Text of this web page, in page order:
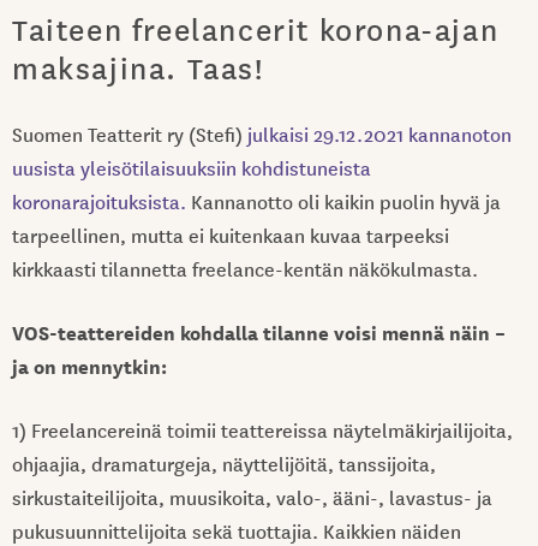
Taiteen freelancerit korona-ajan
maksajina. Taas!
Suomen Teatterit ry (Stefi) julkaisi 29.12.2021 kannanoton
uusista yleisötilaisuuksiin kohdistuneista
koronarajoituksista. Kannanotto oli kaikin puolin hyvä ja
tarpeellinen, mutta ei kuitenkaan kuvaa tarpeeksi
kirkkaasti tilannetta freelance-kentän näkökulmasta.
VOS-teattereiden kohdalla tilanne voisi mennä näin –
ja on mennytkin:
1) Freelancereinä toimii teattereissa näytelmäkirjailijoita,
ohjaajia, dramaturgeja, näyttelijöitä, tanssijoita,
sirkustaiteilijoita, muusikoita, valo-, ääni-, lavastus- ja
pukusuunnittelijoita sekä tuottajia. Kaikkien näiden